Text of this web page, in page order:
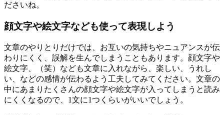
ださいね。
顔文字や絵文字なども使って表現しよう
文章のやりとりだけでは、お互いの気持ちやニュアンスが伝
わりにくく、誤解を生んでしまうこともあります。顔文字や
絵文字、（笑）なども文章に入れながら、楽しい、うれし
い、などの感情が伝わるよう工夫してみてください。文章の
中にあまりたくさんの顔文字や絵文字が入ってしまうと読み
にくくなるので、1文に1つくらいがいいでしょう。